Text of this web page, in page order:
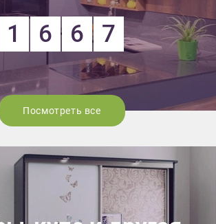
1 6 6 7
Посмотреть все